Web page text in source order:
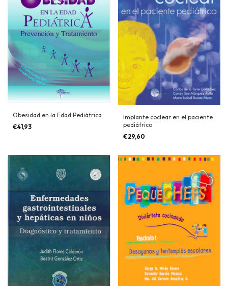
Obesidad en la Edad Pediátrica
€41,93
Implante coclear en el paciente
pediátrico
€29,60